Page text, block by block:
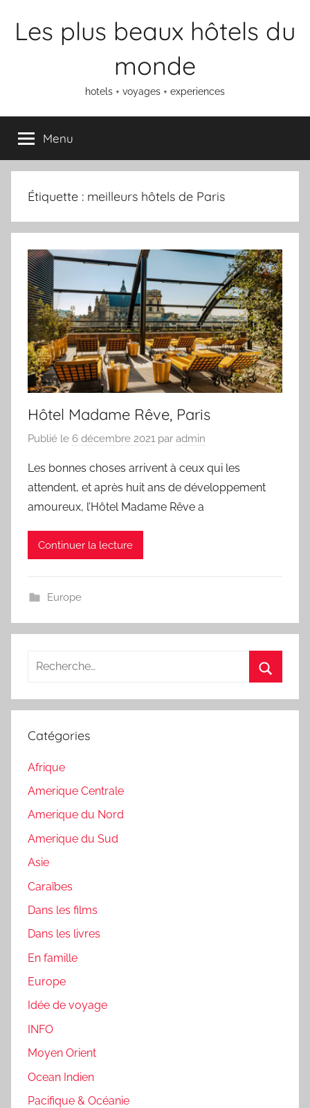
Les plus beaux hôtels du
monde
hotels + voyages + experiences
Menu
Étiquette : meilleurs hôtels de Paris
Hôtel Madame Rêve, Paris
Publié le 6 décembre 2021 par admin
Les bonnes choses arrivent à ceux qui les
attendent, et après huit ans de développement
amoureux, l’Hôtel Madame Rêve a
Continuer la lecture
Europe
Recherche
:
Catégories
Afrique
Amerique Centrale
Amerique du Nord
Amerique du Sud
Asie
Caraïbes
Dans les films
Dans les livres
En famille
Europe
Idée de voyage
INFO
Moyen Orient
Ocean Indien
Pacifique & Océanie